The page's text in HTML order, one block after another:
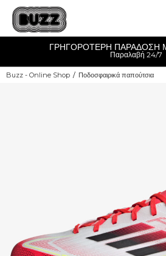
ΓΡΗΓΟΡΟΤΕΡΗ ΠΑΡΑΔΟΣΗ
Παραλαβή 24/7
Buzz - Online Shop Ποδοσφαιρικά παπούτσια